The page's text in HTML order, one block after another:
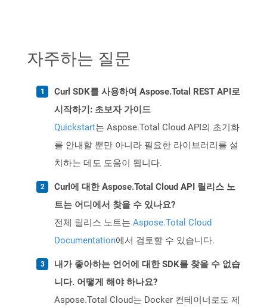
자주하는 질문
Curl SDK를 사용하여 Aspose.Total REST API로
시작하기: 초보자 가이드
Quickstart는 Aspose.Total Cloud API의 초기화
를 안내할 뿐만 아니라 필요한 라이브러리를 설
치하는 데도 도움이 됩니다.
Curl에 대한 Aspose.Total Cloud API 릴리스 노
트는 어디에서 찾을 수 있나요?
전체 릴리스 노트는 Aspose.Total Cloud
Documentation에서 검토할 수 있습니다.
내가 좋아하는 언어에 대한 SDK를 찾을 수 없습
니다. 어떻게 해야 하나요?
Aspose.Total Cloud는 Docker 컨테이너로도 제